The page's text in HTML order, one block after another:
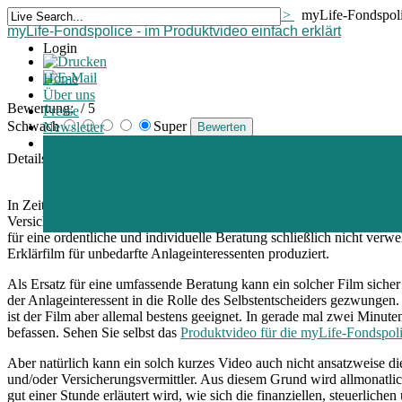
Login
Home
Über uns
Presse
Newsletter
Home > Blogs > Allgemeine Informationen >
myLife-
myLife-Fondspolice - im Produktvideo einfach erklärt
Bewertung:/ 5
Schwach
Super
Details
In Zeiten, in denen FinTechs und InsureTechs mit minimalistischen
Versicherungsgesellschaften dazu über, mit entsprechenden
für eine ordentliche und individuelle Beratung schließlich nicht
Erklärfilm für unbedarfte Anlageinteressenten produziert.
Als Ersatz für eine umfassende Beratung kann ein solcher Film
der Anlageinteressent in die Rolle des Selbstentscheiders
ist der Film aber allemal bestens geeignet. In gerade mal zwei
befassen. Sehen Sie selbst das Produktvideo für die myLife-
Aber natürlich kann ein solch kurzes Video auch nicht ansatzweise
und/oder Versicherungsvermittler. Aus diesem Grund wird
gut einer Stunde erläutert wird, wie sich die finanziellen,